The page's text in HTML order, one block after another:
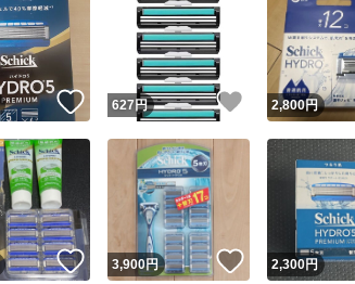
いいね！
627 円 いいね！
2,800円
いいね！
3,900円 いいね！
2,300円